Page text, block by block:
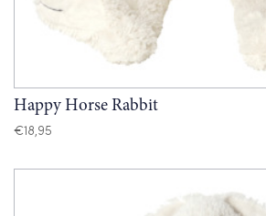
Happy Horse Rabbit
€18,95